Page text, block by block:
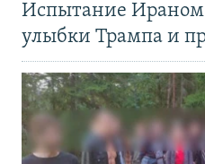
Испытание
улыбки Трампа и